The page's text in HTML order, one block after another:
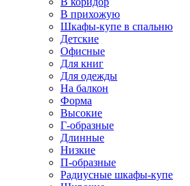
В прихожую
Шкафы-купе в спальню
Детские
Офисные
Для книг
Для одежды
На балкон
Форма
Высокие
Г-образные
Длинные
Низкие
П-образные
Радиусные шкафы-купе